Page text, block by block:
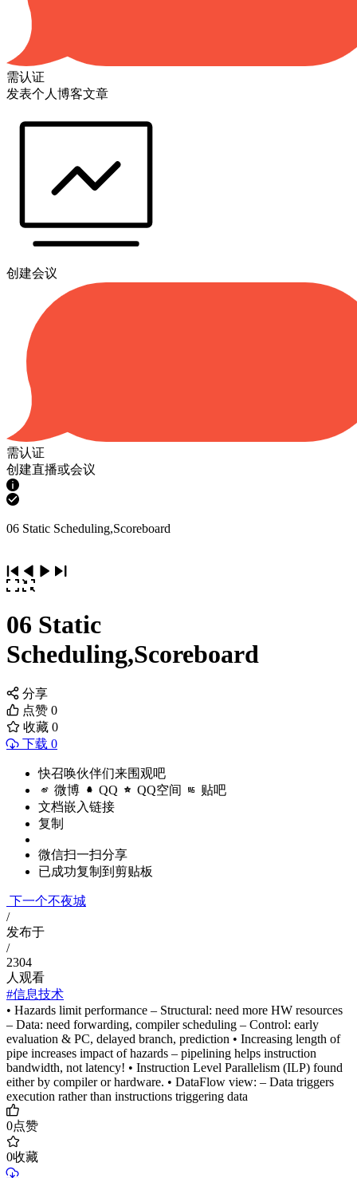
需认证
发表个人博客文章
创建会议
需认证
创建直播或会议
06 Static Scheduling,Scoreboard
06 Static
Scheduling,Scoreboard
分享
点赞 0
收藏 0
下载 0
快召唤伙伴们来围观吧
微博 QQ QQ空间 贴吧
文档嵌入链接
复制
微信扫一扫分享
已成功复制到剪贴板
下一个不夜城
/
发布于
/
2304
人观看
#信息技术
• Hazards limit performance – Structural: need more HW resources
– Data: need forwarding, compiler scheduling – Control: early
evaluation & PC, delayed branch, prediction • Increasing length of
pipe increases impact of hazards – pipelining helps instruction
bandwidth, not latency! • Instruction Level Parallelism (ILP) found
either by compiler or hardware. • DataFlow view: – Data triggers
execution rather than instructions triggering data
0点赞
0收藏